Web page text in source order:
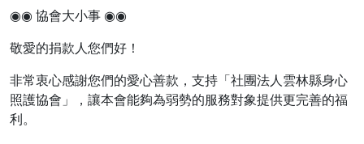
◉◉ 協會大小事 ◉◉
敬愛的捐款人您們好！
非常衷心感謝您們的愛心善款，支持「社團法人雲林縣身心
照護協會」，讓本會能夠為弱勢的服務對象提供更完善的福
利。